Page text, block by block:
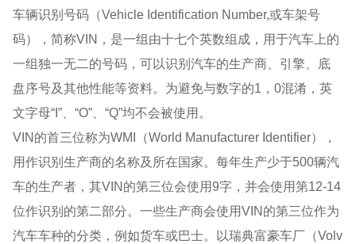
车辆识别号码（Vehicle Identification Number,或车架号
码），简称VIN，是一组由十七个英数组成，用于汽车上的
一组独一无二的号码，可以识别汽车的生产商、引擎、底
盘序号及其他性能等资料。为避免与数字的1，0混淆，英
文字母“I”、“O”、“Q”均不会被使用。
VIN的首三位称为WMI（World Manufacturer Identifier），
用作识别生产商的名称及所在国家。每年生产少于500辆汽
车的生产者，其VIN的第三位会使用9字，并会使用第12-14
位作识别的第二部分。一些生产商会使用VIN的第三位作为
汽车车种的分类，例如货车或巴士。以瑞典富豪车厂（Volv